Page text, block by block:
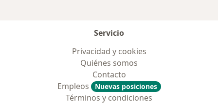
Servicio
Privacidad y cookies
Quiénes somos
Contacto
Empleos
Nuevas posiciones
Términos y condiciones